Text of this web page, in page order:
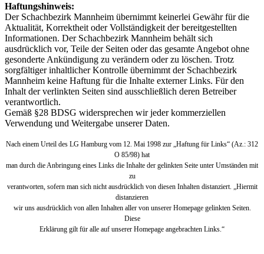
Haftungshinweis:
Der Schachbezirk Mannheim übernimmt keinerlei Gewähr für die
Aktualität, Korrektheit oder Vollständigkeit der bereitgestellten
Informationen. Der Schachbezirk Mannheim behält sich
ausdrücklich vor, Teile der Seiten oder das gesamte Angebot ohne
gesonderte Ankündigung zu verändern oder zu löschen. Trotz
sorgfältiger inhaltlicher Kontrolle übernimmt der Schachbezirk
Mannheim keine Haftung für die Inhalte externer Links. Für den
Inhalt der verlinkten Seiten sind ausschließlich deren Betreiber
verantwortlich.
Gemäß §28 BDSG widersprechen wir jeder kommerziellen
Verwendung und Weitergabe unserer Daten.
Nach einem Urteil des LG Hamburg vom 12. Mai 1998 zur „Haftung für Links“ (Az.: 312
O 85/98) hat
man durch die Anbringung eines Links die Inhalte der gelinkten Seite unter Umständen mit
zu
verantworten, sofern man sich nicht ausdrücklich von diesen Inhalten distanziert. „Hiermit
distanzieren
wir uns ausdrücklich von allen Inhalten aller von unserer Homepage gelinkten Seiten.
Diese
Erklärung gilt für alle auf unserer Homepage angebrachten Links.“